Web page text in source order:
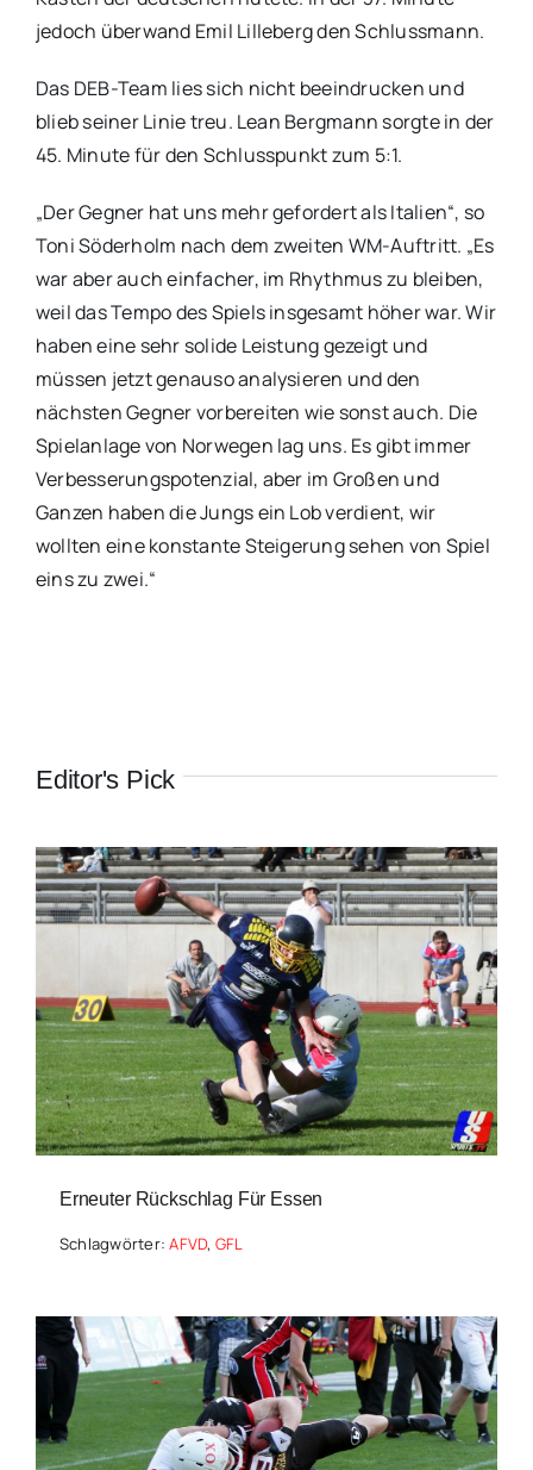
jedoch überwand Emil Lilleberg den Schlussmann.
Das DEB-Team lies sich nicht beeindrucken und
blieb seiner Linie treu. Lean Bergmann sorgte in der
45. Minute für den Schlusspunkt zum 5:1.
„Der Gegner hat uns mehr gefordert als Italien“, so
Toni Söderholm nach dem zweiten WM-Auftritt. „Es
war aber auch einfacher, im Rhythmus zu bleiben,
weil das Tempo des Spiels insgesamt höher war. Wir
haben eine sehr solide Leistung gezeigt und
müssen jetzt genauso analysieren und den
nächsten Gegner vorbereiten wie sonst auch. Die
Spielanlage von Norwegen lag uns. Es gibt immer
Verbesserungspotenzial, aber im Großen und
Ganzen haben die Jungs ein Lob verdient, wir
wollten eine konstante Steigerung sehen von Spiel
eins zu zwei.“
Editor's Pick
Erneuter Rückschlag Für Essen
Schlagwörter:AFVD, GFL